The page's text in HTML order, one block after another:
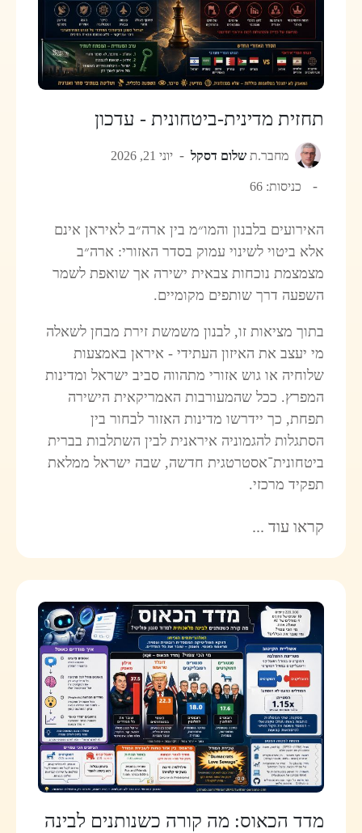
תחזית מדינית-ביטחונית - עדכון
מחבר.ת שלום דסקל יוני 21, 2026
כניסות: 66
האירועים בלבנון והמו״מ בין ארה״ב לאיראן אינם
אלא ביטוי לשינוי עמוק בסדר האזורי: ארה״ב
מצמצמת נוכחות צבאית ישירה אך שואפת לשמר
השפעה דרך שותפים מקומיים.
בתוך מציאות זו, לבנון משמשת זירת מבחן לשאלה
מי יעצב את האיזון העתידי - איראן באמצעות
שלוחיה או גוש אזורי מתהווה סביב ישראל ומדינות
המפרץ. ככל שהמעורבות האמריקאית הישירה
תפחת, כך יידרשו מדינות האזור לבחור בין
הסתגלות להגמוניה איראנית לבין השתלבות בברית
ביטחונית־אסטרטגית חדשה, שבה ישראל ממלאת
תפקיד מרכזי.
קראו עוד ...
מדד הכאוס: מה קורה כשנותנים לבינה